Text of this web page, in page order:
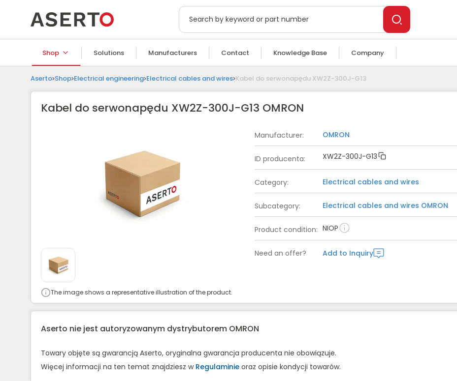
Shop Solutions Manufacturers Contact Knowledge Base Company
Aserto Shop Electrical engineering Electrical cables and wires Kabel do serwonapędu XW2Z-300J-G13
Kabel do serwonapędu XW2Z-300J-G13 OMRON
The image shows a representative illustration of the product.
Manufacturer: OMRON
ID producenta: XW2Z-300J-G13
Category: Electrical cables and wires
Subcategory: Electrical cables and wires OMRON
Product condition: NIOP
Need an offer? Add to Inquiry
Aserto nie jest autoryzowanym dystrybutorem OMRON
Towary objęte są gwarancją Aserto, oryginalna gwarancja producenta nie obowiązuje.
Więcej informacji na ten temat znajdziesz w Regulaminie oraz opisie kondycji towarów.